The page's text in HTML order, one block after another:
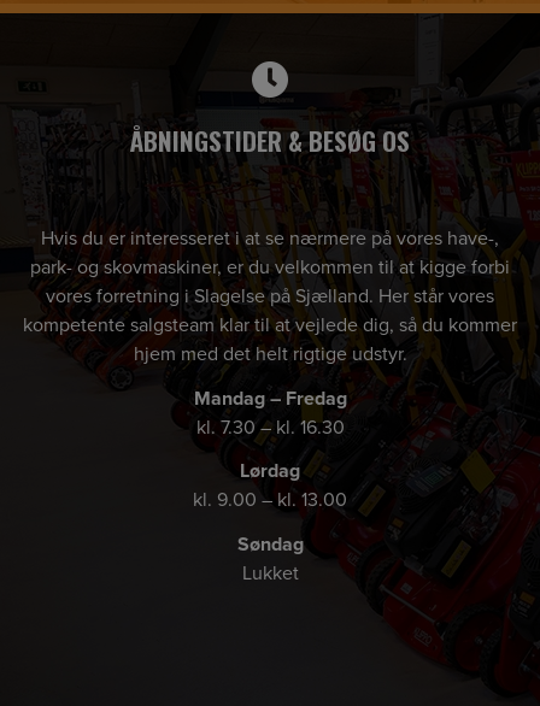
ÅBNINGSTIDER & BESØG OS
Hvis du er interesseret i at se nærmere på vores have-,
park- og skovmaskiner, er du velkommen til at kigge forbi
vores forretning i Slagelse på Sjælland. Her står vores
kompetente salgsteam klar til at vejlede dig, så du kommer
hjem med det helt rigtige udstyr.
Mandag – Fredag
kl. 7.30 – kl. 16.30
Lørdag
kl. 9.00 – kl. 13.00
Søndag
Lukket